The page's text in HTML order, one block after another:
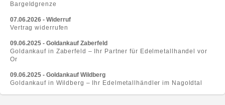
Bargeldgrenze
07.06.2026 - Widerruf
Vertrag widerrufen
09.06.2025 - Goldankauf Zaberfeld
Goldankauf in Zaberfeld – Ihr Partner für Edelmetallhandel vor
Or
09.06.2025 - Goldankauf Wildberg
Goldankauf in Wildberg – Ihr Edelmetallhändler im Nagoldtal